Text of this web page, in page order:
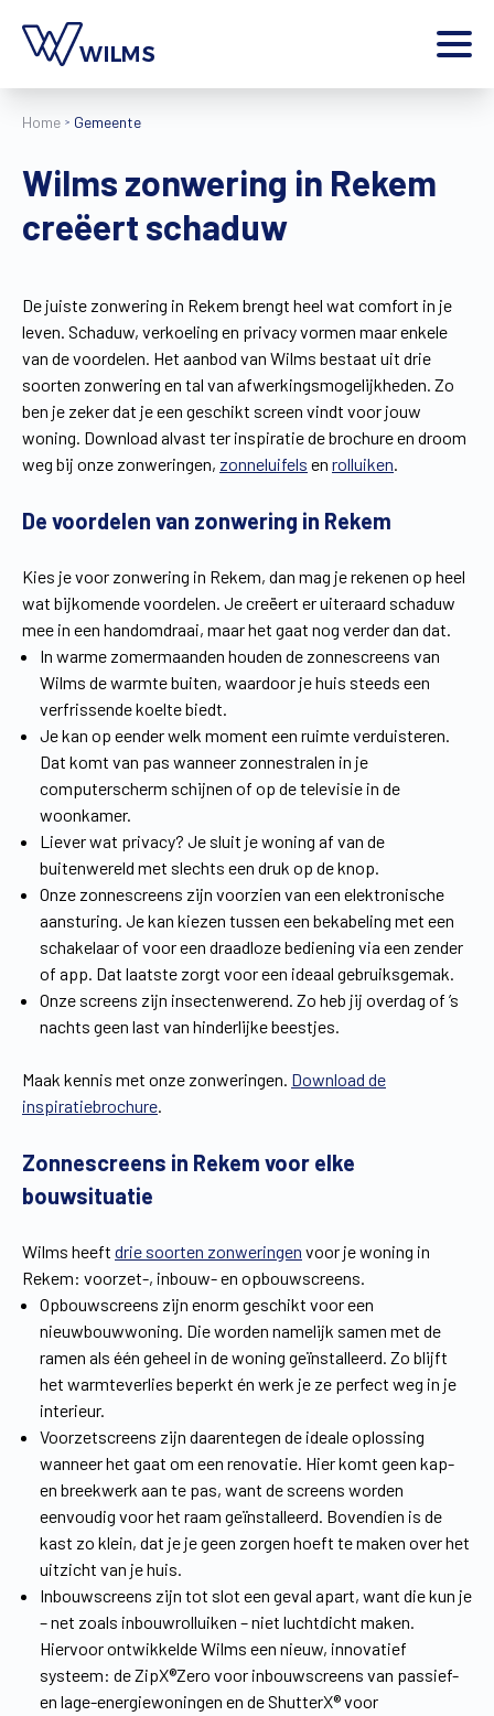
Vind een verdeler Offerte op maat
Gratis brochure
Home
Producten
Contact
Extra
Jobs
Wilms World
NL
Home Gemeente
Wilms zonwering in Rekem
creëert schaduw
De juiste zonwering in Rekem brengt heel wat comfort in je
leven. Schaduw, verkoeling en privacy vormen maar enkele
van de voordelen. Het aanbod van Wilms bestaat uit drie
soorten zonwering en tal van afwerkingsmogelijkheden. Zo
ben je zeker dat je een geschikt screen vindt voor jouw
woning. Download alvast ter inspiratie de brochure en droom
weg bij onze zonweringen, zonneluifels en rolluiken.
De voordelen van zonwering in Rekem
Kies je voor zonwering in Rekem, dan mag je rekenen op heel
wat bijkomende voordelen. Je creëert er uiteraard schaduw
mee in een handomdraai, maar het gaat nog verder dan dat.
In warme zomermaanden houden de zonnescreens van
Wilms de warmte buiten, waardoor je huis steeds een
verfrissende koelte biedt.
Je kan op eender welk moment een ruimte verduisteren.
Dat komt van pas wanneer zonnestralen in je
computerscherm schijnen of op de televisie in de
woonkamer.
Liever wat privacy? Je sluit je woning af van de
buitenwereld met slechts een druk op de knop.
Onze zonnescreens zijn voorzien van een elektronische
aansturing. Je kan kiezen tussen een bekabeling met een
schakelaar of voor een draadloze bediening via een zender
of app. Dat laatste zorgt voor een ideaal gebruiksgemak.
Onze screens zijn insectenwerend. Zo heb jij overdag of ’s
nachts geen last van hinderlijke beestjes.
Maak kennis met onze zonweringen. Download de
inspiratiebrochure.
Zonnescreens in Rekem voor elke
bouwsituatie
Wilms heeft drie soorten zonweringen voor je woning in
Rekem: voorzet-, inbouw- en opbouwscreens.
Opbouwscreens zijn enorm geschikt voor een
nieuwbouwwoning. Die worden namelijk samen met de
ramen als één geheel in de woning geïnstalleerd. Zo blijft
het warmteverlies beperkt én werk je ze perfect weg in je
interieur.
Voorzetscreens zijn daarentegen de ideale oplossing
wanneer het gaat om een renovatie. Hier komt geen kap-
en breekwerk aan te pas, want de screens worden
eenvoudig voor het raam geïnstalleerd. Bovendien is de
kast zo klein, dat je je geen zorgen hoeft te maken over het
uitzicht van je huis.
Inbouwscreens zijn tot slot een geval apart, want die kun je
– net zoals inbouwrolluiken – niet luchtdicht maken.
Hiervoor ontwikkelde Wilms een nieuw, innovatief
systeem: de ZipX®Zero voor inbouwscreens van passief-
en lage-energiewoningen en de ShutterX® voor